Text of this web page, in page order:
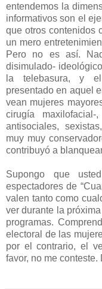
entendemos la
informativos son el
que otros contenidos
un mero
Pero no es así.
disimulado-
la telebasura, y
presentado en aquel
vean mujeres
cirugía
antisociales,
muy muy
contribuyó a
Supongo que
espectadores de
valen tanto como
ver durante la
programas.
electoral de las
por el contrario, el
favor, no me